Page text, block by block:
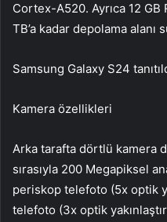
Cortex-A520. Ayrıca 12
TB’a kadar depolama alanı
Samsung Galaxy S24
Kamera özellikleri
Arka tarafta dörtlü kamera
sırasıyla 200 Megapiksel
periskop telefoto (5x optik
telefoto (3x optik